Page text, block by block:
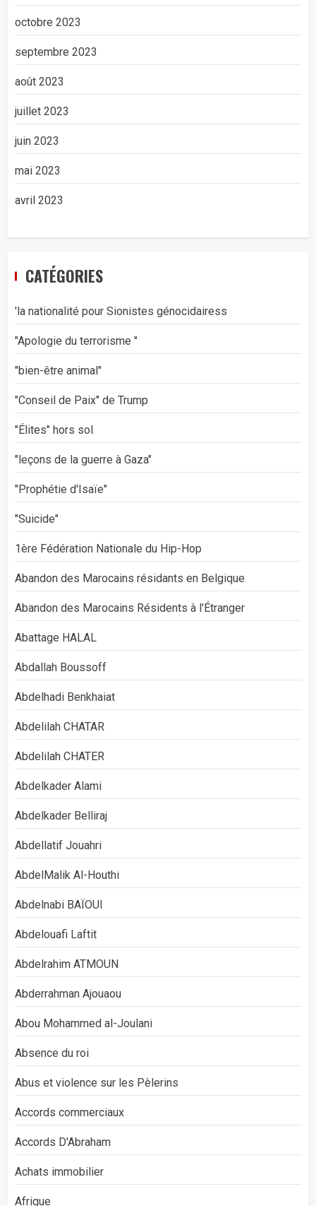
octobre 2023
septembre 2023
août 2023
juillet 2023
juin 2023
mai 2023
avril 2023
CATÉGORIES
'la nationalité pour Sionistes génocidairess
"Apologie du terrorisme "
"bien-être animal"
"Conseil de Paix" de Trump
"Élites" hors sol
"leçons de la guerre à Gaza"
"Prophétie d'Isaïe"
"Suicide"
1ère Fédération Nationale du Hip-Hop
Abandon des Marocains résidants en Belgique
Abandon des Marocains Résidents à l'Étranger
Abattage HALAL
Abdallah Boussoff
Abdelhadi Benkhaiat
Abdelilah CHATAR
Abdelilah CHATER
Abdelkader Alami
Abdelkader Belliraj
Abdellatif Jouahri
AbdelMalik Al-Houthi
Abdelnabi BAÏOUI
Abdelouafi Laftit
Abdelrahim ATMOUN
Abderrahman Ajouaou
Abou Mohammed al-Joulani
Absence du roi
Abus et violence sur les Pèlerins
Accords commerciaux
Accords D'Abraham
Achats immobilier
Afrique